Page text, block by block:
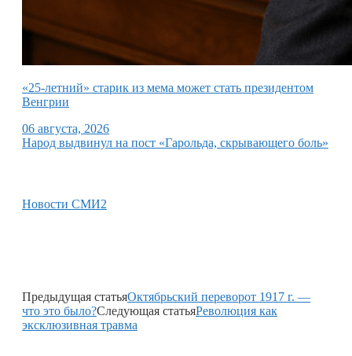
«25-летний» старик из мема может стать президентом
Венгрии
06 августа, 2026
Народ выдвинул на пост «Гарольда, скрывающего боль»
Новости СМИ2
Предыдущая статьяОктябрьский переворот 1917 г. —
что это было?Следующая статьяРеволюция как
эксклюзивная травма